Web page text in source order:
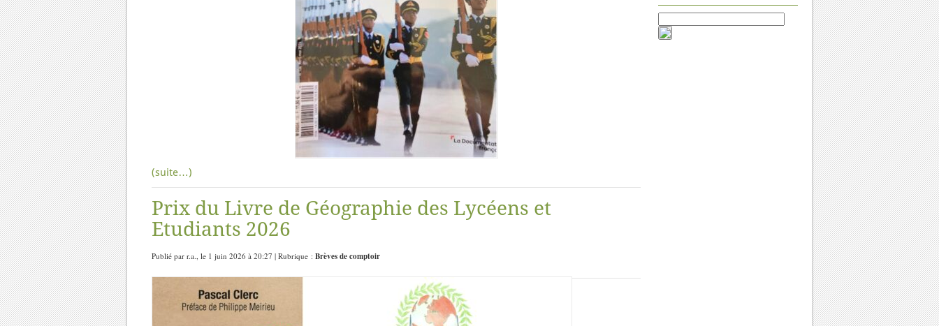
(suite…)
Prix du Livre de Géographie des Lycéens et
Etudiants 2026
Publié par r.a., le 1 juin 2026 à 20:27 | Rubrique : Brèves de comptoir